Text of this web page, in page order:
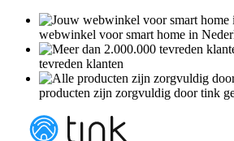
webwinkel voor smart home in
tevreden klanten
producten zijn zorgvuldig door tink